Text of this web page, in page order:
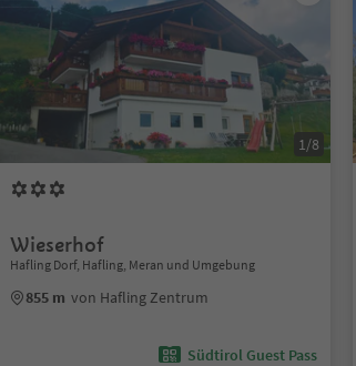
1/8
Wieserhof
Hafling Dorf, Hafling, Meran und Umgebung
855 m von Hafling Zentrum
Südtirol Guest Pass